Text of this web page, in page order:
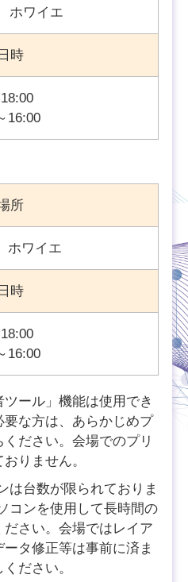
ワイエ
日時
16:00
所
ホワイエ
日時
16:00
ール」機能は使用でき
要な方は、あらかじめプ
ださい。会場でのプリ
りません。
は台数が限られておりま
コンを使用して長時間の
さい。会場ではレイア
タ修正等は事前に済ま
ださい。